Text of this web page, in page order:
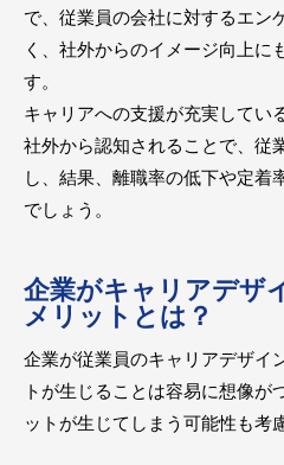
で、従業員の会社に対するエン
く、社外からのイメージ向上に
す。
キャリアへの支援が充実してい
社外から認知されることで、従
し、結果、離職率の低下や定着
でしょう。
企業がキャリアデザ
メリットとは？
企業が従業員のキャリアデザイ
トが生じることは容易に想像が
ットが生じてしまう可能性も考